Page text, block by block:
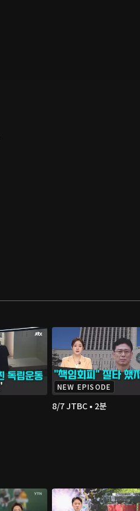
NEW EPISODE
8/7 JTBC • 2분